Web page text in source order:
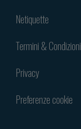
Netiquette
Termini & Condizioni
Privacy
Preferenze cookie